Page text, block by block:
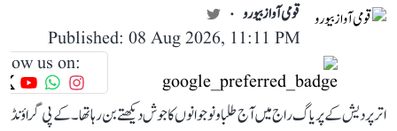
قومی آواز بیورو
Published: 08 Aug 2026, 11:11 PM
us on:
اتر پردیش کے پریاگ راج میں آج طلبا و نوجوانوں کا جوش دیکھتے بن رہا تھا۔ کے پی گراؤنڈ